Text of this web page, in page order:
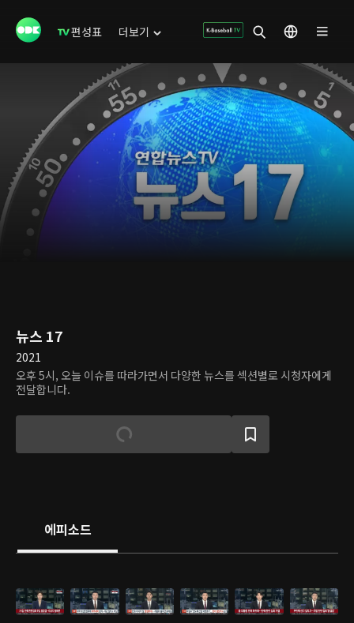
편성표 더보기
뉴스 17
2021
오후 5시, 오늘 이슈를 따라가면서 다양한 뉴스를 섹션별로 시청자에게
전달합니다.
에피소드